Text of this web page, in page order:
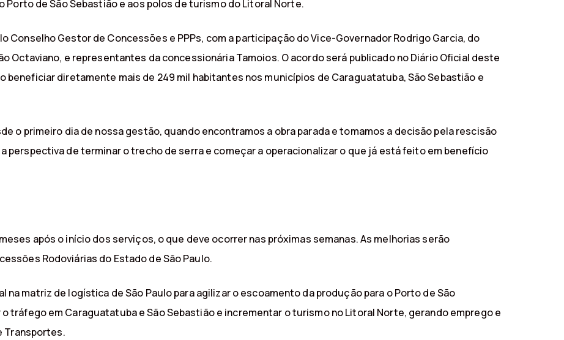
Porto de São Sebastião e aos polos de turismo do Litoral Norte.
Conselho Gestor de Concessões e PPPs, com a participação do Vice-Governador Rodrigo Garcia, do
Octaviano, e representantes da concessionária Tamoios. O acordo será publicado no Diário Oficial deste
beneficiar diretamente mais de 249 mil habitantes nos municípios de Caraguatatuba, São Sebastião e
o primeiro dia de nossa gestão, quando encontramos a obra parada e tomamos a decisão pela rescisão
perspectiva de terminar o trecho de serra e começar a operacionalizar o que já está feito em benefício
após o início dos serviços, o que deve ocorrer nas próximas semanas. As melhorias serão
Rodoviárias do Estado de São Paulo.
na matriz de logística de São Paulo para agilizar o escoamento da produção para o Porto de São
tráfego em Caraguatatuba e São Sebastião e incrementar o turismo no Litoral Norte, gerando emprego e
Transportes.